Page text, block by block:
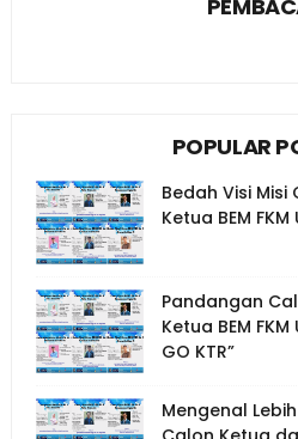
POPULAR
Bedah Visi
Ketua BEM
Pandangan
Ketua BEM
GO KTR”
Mengenal